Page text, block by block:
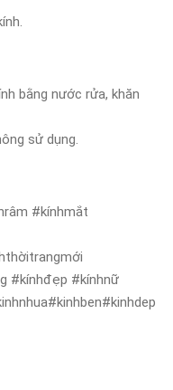
bằng nước rửa, khăn
sử dụng.
#kínhmắt
#kínhđẹp #kínhnữ